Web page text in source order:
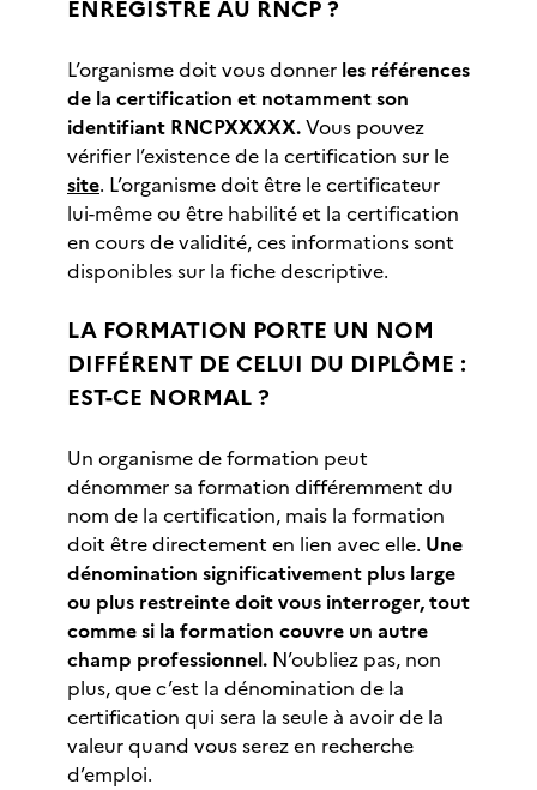
ENREGISTRÉ AU RNCP ?
L’organisme doit vous donner les références
de la certification et notamment son
identifiant RNCPXXXXX.Vous pouvez
vérifier l’existence de la certification sur le
site. L’organisme doit être le certificateur
lui-même ou être habilité et la certification
en cours de validité, ces informations sont
disponibles sur la fiche descriptive.
LA FORMATION PORTE UN NOM
DIFFÉRENT DE CELUI DU DIPLÔME :
EST-CE NORMAL ?
Un organisme de formation peut
dénommer sa formation différemment du
nom de la certification, mais la formation
doit être directement en lien avec elle. Une
dénomination significativement plus large
ou plus restreinte doit vous interroger, tout
comme si la formation couvre un autre
champ professionnel. N’oubliez pas, non
plus, que c’est la dénomination de la
certification qui sera la seule à avoir de la
valeur quand vous serez en recherche
d’emploi.